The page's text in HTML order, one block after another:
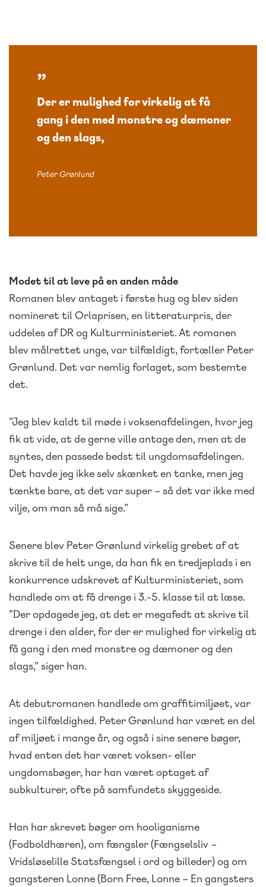
Der er mulighed for virkelig at få
gang i den med monstre og dæmoner
og den slags,
Peter Grønlund
Modet til at leve på en anden måde
Romanen blev antaget i første hug og blev siden
nomineret til Orlaprisen, en litteraturpris, der
uddeles af DR og Kulturministeriet. At romanen
blev målrettet unge, var tilfældigt, fortæller Peter
Grønlund. Det var nemlig forlaget, som bestemte
det.
”Jeg blev kaldt til møde i voksenafdelingen, hvor jeg
fik at vide, at de gerne ville antage den, men at de
syntes, den passede bedst til ungdomsafdelingen.
Det havde jeg ikke selv skænket en tanke, men jeg
tænkte bare, at det var super – så det var ikke med
vilje, om man så må sige.”
Senere blev Peter Grønlund virkelig grebet af at
skrive til de helt unge, da han fik en tredjeplads i en
konkurrence udskrevet af Kulturministeriet, som
handlede om at få drenge i 3.-5. klasse til at læse.
”Der opdagede jeg, at det er megafedt at skrive til
drenge i den alder, for der er mulighed for virkelig at
få gang i den med monstre og dæmoner og den
slags,” siger han.
At debutromanen handlede om graffitimiljøet, var
ingen tilfældighed. Peter Grønlund har været en del
af miljøet i mange år, og også i sine senere bøger,
hvad enten det har været voksen- eller
ungdomsbøger, har han været optaget af
subkulturer, ofte på samfundets skyggeside.
Han har skrevet bøger om hooliganisme
(Fodboldhæren), om fængsler (Fængselsliv –
Vridsløselille Statsfængsel i ord og billeder) og om
gangsteren Lonne (Born Free, Lonne – En gangsters